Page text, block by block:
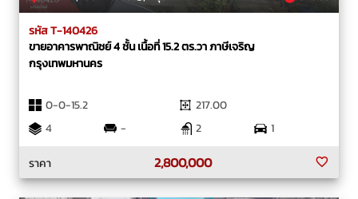
รหัส T-140426
ขายอาคารพาณิชย์ 4 ชั้น เนื้อที่ 15.2 ตร.วา ภาษีเจริญ
กรุงเทพมหานคร
0-0-15.2
217.00
4
- 2
1
ราคา
2,800,000